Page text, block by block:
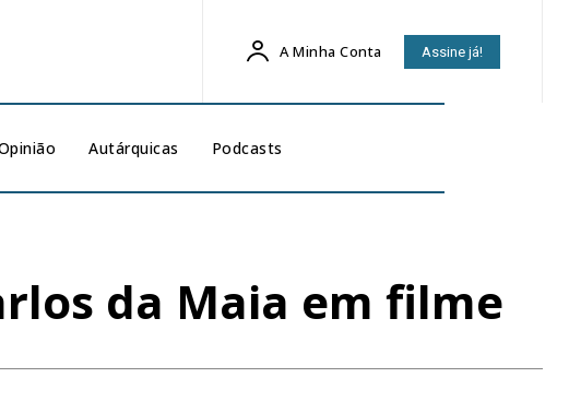
A Minha Conta Assine já!
Autárquicas Podcasts
da Maia em filme